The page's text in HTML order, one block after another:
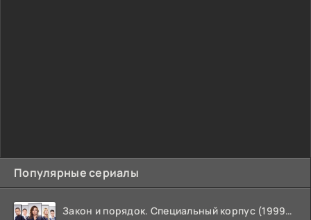
Популярные сериалы
Закон и порядок. Специальный корпус (1999-2026)